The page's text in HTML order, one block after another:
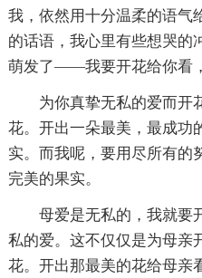
我，依然用十分温柔的语气
的话语，我心里有些想哭的
萌发了——我要开花给你看
为你真挚无私的爱而开
花。开出一朵最美，最成功
实。而我呢，要用尽所有的
完美的果实。
母爱是无私的，我就要
私的爱。这不仅仅是为母亲
花。开出那最美的花给母亲